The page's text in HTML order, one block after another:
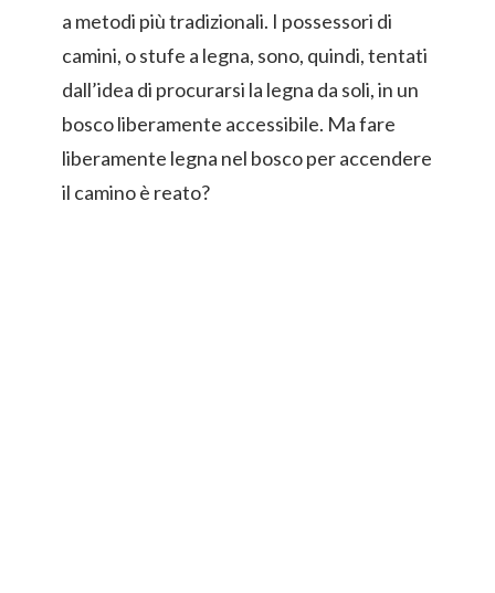
a metodi più tradizionali. I possessori di
camini, o stufe a legna, sono, quindi, tentati
dall’idea di procurarsi la legna da soli, in un
bosco liberamente accessibile. Ma fare
liberamente legna nel bosco per accendere
il camino è reato?